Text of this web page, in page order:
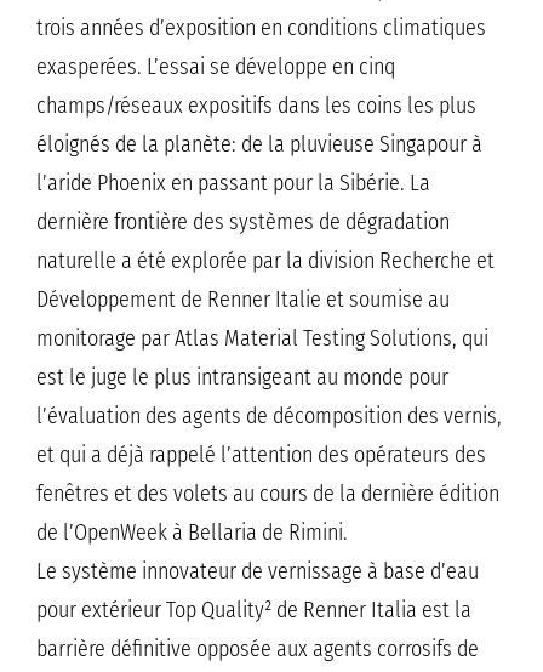
trois années d’exposition en conditions climatiques
exasperées. L’essai se développe en cinq
champs/réseaux expositifs dans les coins les plus
éloignés de la planète: de la pluvieuse Singapour à
l’aride Phoenix en passant pour la Sibérie. La
dernière frontière des systèmes de dégradation
naturelle a été explorée par la division Recherche et
Développement de Renner Italie et soumise au
monitorage par Atlas Material Testing Solutions, qui
est le juge le plus intransigeant au monde pour
l’évaluation des agents de décomposition des vernis,
et qui a déjà rappelé l’attention des opérateurs des
fenêtres et des volets au cours de la dernière édition
de l’OpenWeek à Bellaria de Rimini.
Le système innovateur de vernissage à base d’eau
pour extérieur Top Quality² de Renner Italia est la
barrière définitive opposée aux agents corrosifs de